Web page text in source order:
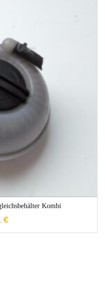
Kombi
€
Werktage